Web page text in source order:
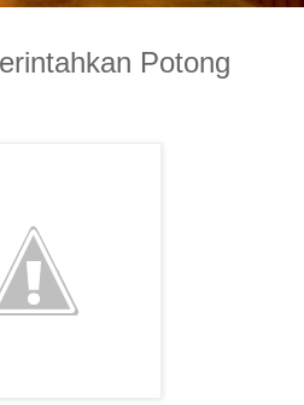
Potong